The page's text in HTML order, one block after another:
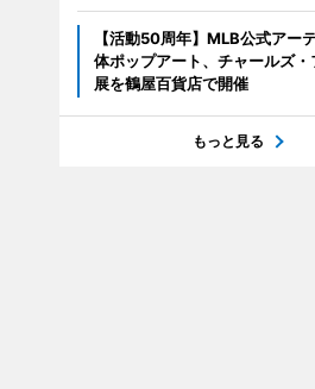
【活動50周年】MLB公式アー
体ポップアート、チャールズ・
展を鶴屋百貨店で開催
もっと見る